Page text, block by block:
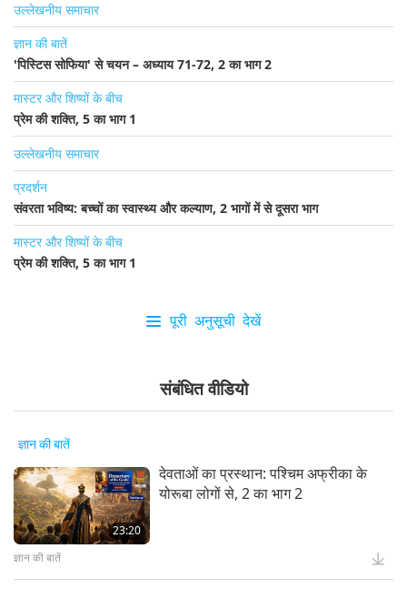
उल्लेखनीय समाचार
ज्ञान की बातें
'पिस्टिस सोफिया' से चयन – अध्याय 71-72, 2 का भाग 2
मास्टर और शिष्यों के बीच
प्रेम की शक्ति, 5 का भाग 1
उल्लेखनीय समाचार
प्रदर्शन
संवरता भविष्य: बच्चों का स्वास्थ्य और कल्याण, 2 भागों में से दूसरा भाग
मास्टर और शिष्यों के बीच
प्रेम की शक्ति, 5 का भाग 1
पूरी अनुसूची देखें
संबंधित वीडियो
ज्ञान की बातें
23:20
देवताओं का प्रस्थान: पश्चिम अफ्रीका के
योरूबा लोगों से, 2 का भाग 2
ज्ञान की बातें